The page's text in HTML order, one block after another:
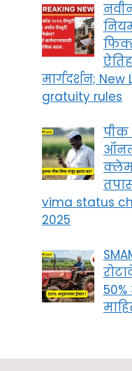
मार्गदर्शन;
gratuity rules
पीक
क्लेम
vima status
2025